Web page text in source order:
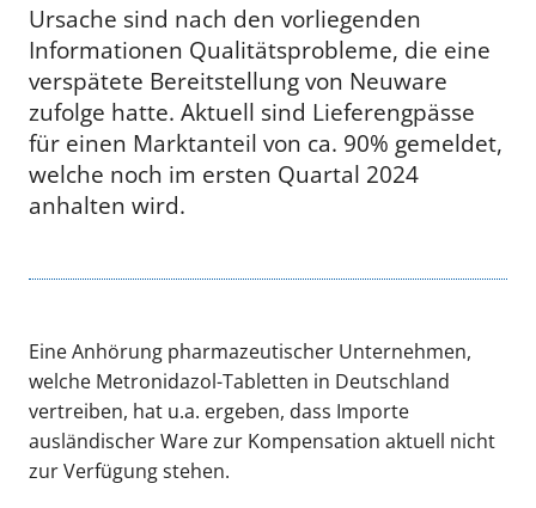
Ursache sind nach den vorliegenden
Informationen Qualitätsprobleme, die eine
verspätete Bereitstellung von Neuware
zufolge hatte. Aktuell sind Lieferengpässe
für einen Marktanteil von ca. 90% gemeldet,
welche noch im ersten Quartal 2024
anhalten wird.
Eine Anhörung pharmazeutischer Unternehmen,
welche Metronidazol-Tabletten in Deutschland
vertreiben, hat u.a. ergeben, dass Importe
ausländischer Ware zur Kompensation aktuell nicht
zur Verfügung stehen.